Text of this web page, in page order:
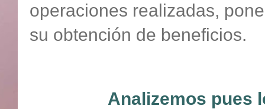
operaciones realizadas,
su obtención de beneficios.
Analizemos pues